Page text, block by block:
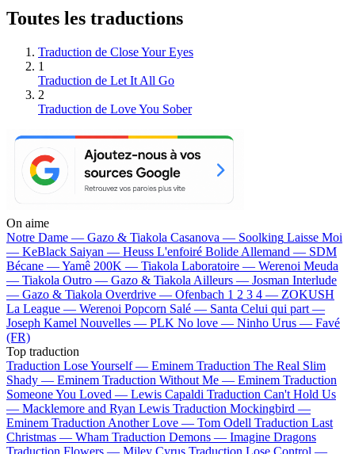
Toutes les traductions
Traduction de Close Your Eyes
1
Traduction de Let It All Go
2
Traduction de Love You Sober
On aime
Notre Dame — Gazo & Tiakola Casanova — Soolking Laisse Moi
— KeBlack Saiyan — Heuss L'enfoiré Bolide Allemand — SDM
Bécane —Yamê 200K — Tiakola Laboratoire — Werenoi Meuda
— Tiakola Outro — Gazo & Tiakola Ailleurs — Josman Interlude
— Gazo & Tiakola Overdrive — Ofenbach 1 2 3 4 — ZOKUSH
La League — Werenoi Popcorn Salé — Santa Celui qui part —
Joseph Kamel Nouvelles — PLK No love — Ninho Urus — Favé
(FR)
Top traduction
Traduction Lose Yourself — Eminem Traduction The Real Slim
Shady — Eminem Traduction Without Me — Eminem Traduction
Someone You Loved — Lewis Capaldi Traduction Can't Hold Us
— Macklemore and Ryan Lewis Traduction Mockingbird —
Eminem Traduction Another Love — Tom Odell Traduction Last
Christmas — Wham Traduction Demons — Imagine Dragons
Traduction Flowers — Miley Cyrus Traduction Lose Control —